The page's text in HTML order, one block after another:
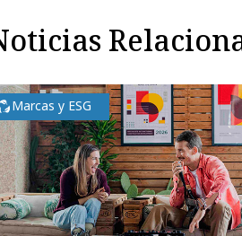
Marcas y ESG